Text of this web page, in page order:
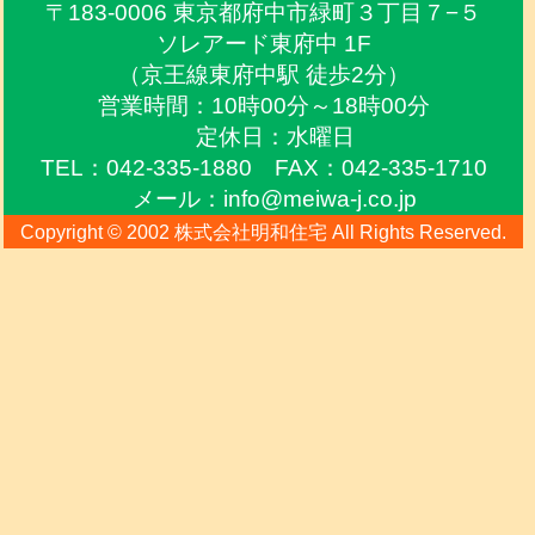
〒183-0006 東京都府中市緑町３丁目７−５
ソレアード東府中 1F
（京王線東府中駅 徒歩2分）
営業時間：10時00分～18時00分
定休日：水曜日
TEL：042-335-1880 FAX：042-335-1710
メール：info@meiwa-j.co.jp
Copyright © 2002 株式会社明和住宅 All Rights Reserved.